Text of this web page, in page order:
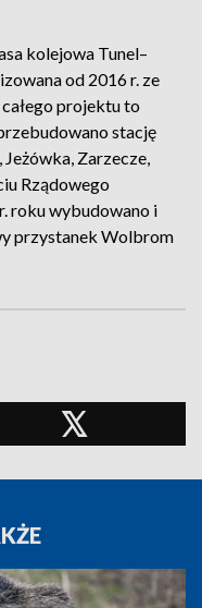
kolejowa Tunel–
od 2016 r. ze
projektu to
stację
Zarzecze,
Rządowego
roku wybudowano i
przystanek Wolbrom